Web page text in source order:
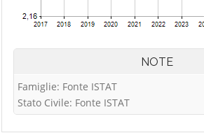
NOTE
Famiglie: Fonte ISTAT
Stato Civile: Fonte ISTAT